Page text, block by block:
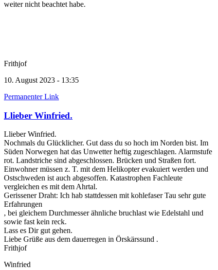
weiter nicht beachtet habe.
Frithjof
10. August 2023 - 13:35
Permanenter Link
Llieber Winfried.
Llieber Winfried.
Nochmals du Glücklicher. Gut dass du so hoch im Norden bist. Im
Süden Norwegen hat das Unwetter heftig zugeschlagen. Alarmstufe
rot. Landstriche sind abgeschlossen. Brücken und Straßen fort.
Einwohner müssen z. T. mit dem Helikopter evakuiert werden und
Ostschweden ist auch abgesoffen. Katastrophen Fachleute
vergleichen es mit dem Ahrtal.
Gerissener Draht: Ich hab stattdessen mit kohlefaser Tau sehr gute
Erfahrungen
, bei gleichem Durchmesser ähnliche bruchlast wie Edelstahl und
sowie fast kein reck.
Lass es Dir gut gehen.
Liebe Grüße aus dem dauerregen in Örskärssund .
Frithjof
Winfried